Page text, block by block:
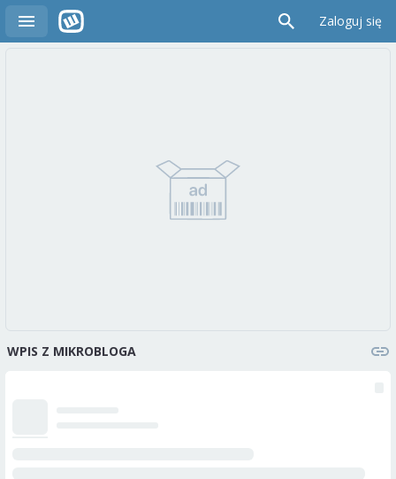
Zaloguj się
WPIS Z MIKROBLOGA